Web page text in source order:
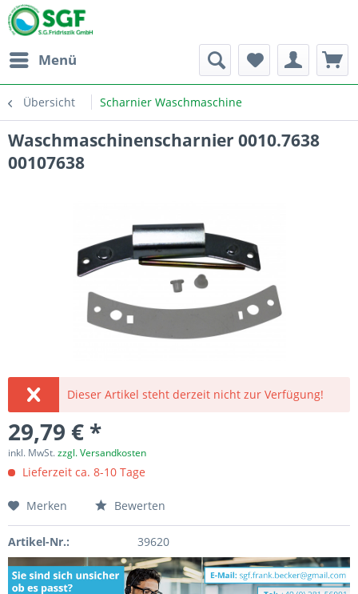
Menü
Übersicht Scharnier Waschmaschine
Waschmaschinenscharnier 0010.7638
00107638
Dieser Artikel steht derzeit nicht zur Verfügung!
29,79 € *
inkl. MwSt.zzgl. Versandkosten
Lieferzeit ca. 8-10 Tage
Merken Bewerten
Artikel-Nr.: 39620